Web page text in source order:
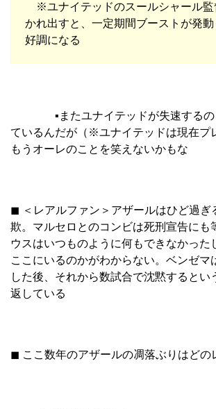
※ユナイテッドのスールシャール監
かれ出すと、一定期間ブーストが発
好調になる
▪︎またユナイテッドが失速するの
ているんだが（※ユナイテッドは現在プ
もうオーレのことを笑えないかもな
◼︎ ＜レアルファン＞アザールはひど過
欺。マルセロとのコンビは死刑宣告にも
ウスはいつものように何もできなかった
ここにいるのかがわからない。ベンゼマ
した後、それから数試合で沈黙するとい
返している
◼︎ ここ数年のアザールの凋落ぶりはどの